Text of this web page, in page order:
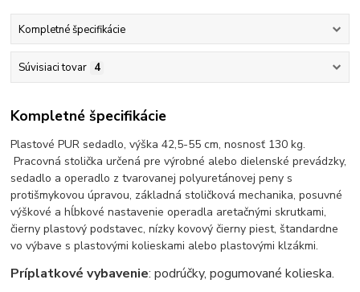
Kompletné špecifikácie
Súvisiaci tovar 4
Kompletné špecifikácie
Plastové PUR sedadlo, výška 42,5-55 cm, nosnosť 130 kg.
Pracovná stolička určená pre výrobné alebo dielenské prevádzky,
sedadlo a operadlo z tvarovanej polyuretánovej peny s
protišmykovou úpravou, základná stoličková mechanika, posuvné
výškové a hĺbkové nastavenie operadla aretačnými skrutkami,
čierny plastový podstavec, nízky kovový čierny piest, štandardne
vo výbave s plastovými kolieskami alebo plastovými klzákmi.
Príplatkové vybavenie: podrúčky, pogumované kolieska.